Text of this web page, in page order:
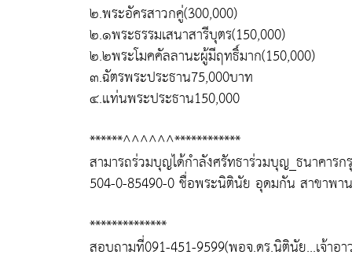
๒.พระอัครสาวกคู่(300,000)
๒.๑พระธรรมเสนาสารีบุตร(150,000)
๒.๒พระโมคคัลลานะผู้มีฤทธิ์มาก(150,000)
๓.ฉัตรพระประธาน75,000บาท
๔.แท่นพระประธาน150,000
******^^^^^^************
สามารถร่วมบุญได้กำลังศรัทธาร่วมบุญ_ธนาคารก
504-0-85490-0 ชื่อพระนิตินัย อุดมกัน สาขาพาน
**************
สอบถามที่091-451-9599(พอจ.ดร.นิตินัย...เจ้าอ